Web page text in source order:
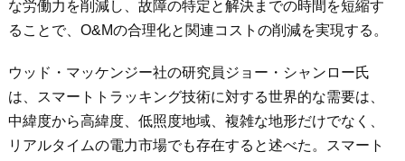
な労働力を削減し、故障の特定と解決までの時間を短縮す
ることで、 O&Mの合理化と関連コストの削減を実現する。
ウッド・マッケンジー社の研究員ジョー・シャンロー氏
は、スマートトラッキング技術に対する世界的な需要は、
中緯度から高緯度、低照度地域、複雑な地形だけでなく、
リアルタイムの電力市場でも存在すると述べた。スマート